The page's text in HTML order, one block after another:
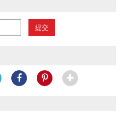
提交